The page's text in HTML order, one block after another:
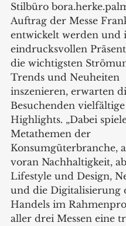
Stilbüro
Auftrag der Messe
entwickelt werden und
eindrucksvollen
die wichtigsten
Trends und Neuheiten
inszenieren, erwarten
Besuchenden
Highlights. „Dabei
Metathemen der
Konsumgüterbranche,
voran Nachhaltigkeit,
Lifestyle und Design,
und die Digitalisierung
Handels im
aller drei Messen eine